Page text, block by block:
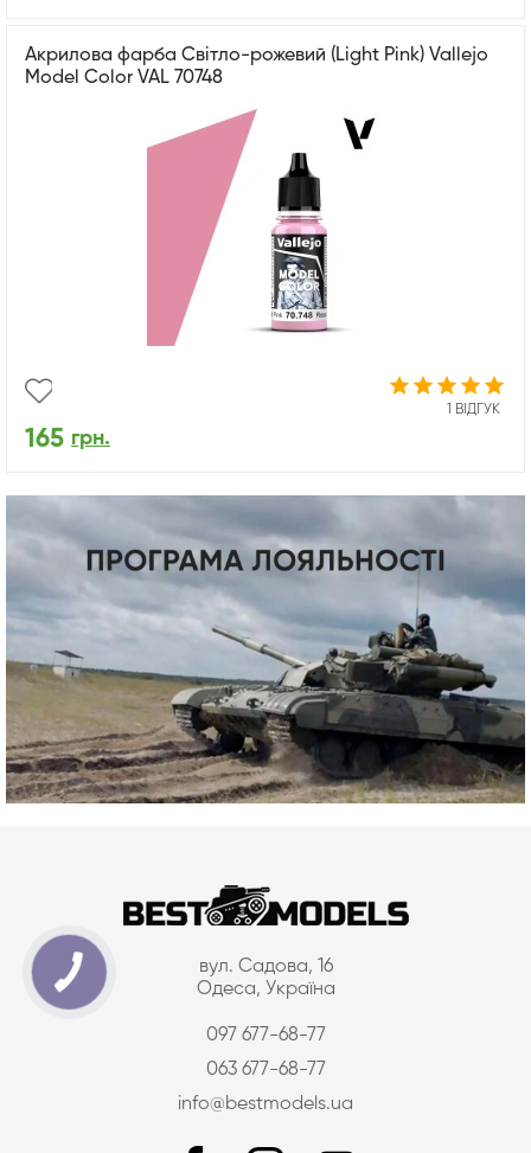
Акрилова фарба Світло-рожевий (Light Pink) Vallejo
Model Color VAL 70748
1 ВІДГУК
165 грн.
вул. Садова, 16
Одеса, Україна
097 677-68-77
063 677-68-77
info@bestmodels.ua